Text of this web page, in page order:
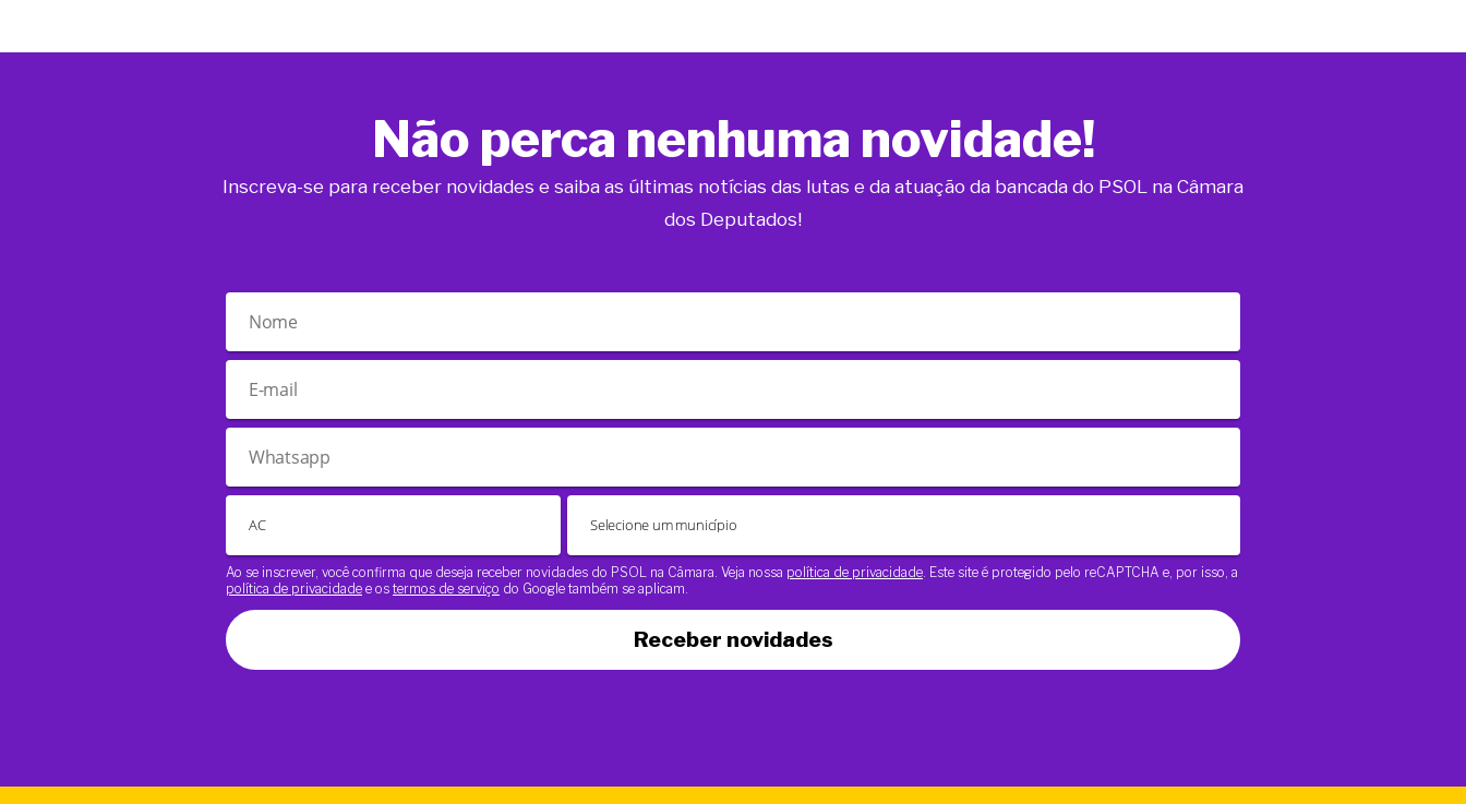
Não perca nenhuma novidade!
Inscreva-se para receber novidades e saiba as últimas notícias das lutas e da atuação da bancada do PSOL na Câmara
dos Deputados!
Ao se inscrever, você confirma que deseja receber novidades do PSOL na Câmara. Veja nossa política de privacidade . Este site é protegido pelo reCAPTCHA e, por isso, a
política de privacidade e os termos de serviço do Google também se aplicam.
Receber novidades